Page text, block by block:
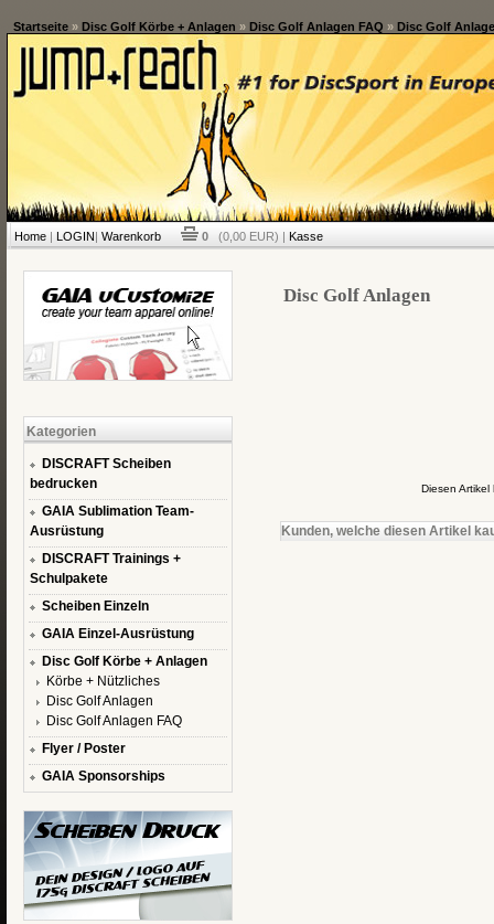
Startseite» Disc Golf Körbe + Anlagen » Disc Golf Anlagen FAQ » Disc Golf
Home| LOGIN| Warenkorb 0 (0,00 EUR) | Kasse
Kategorien
DISCRAFT Scheiben
bedrucken
GAIA Sublimation Team-
Ausrüstung
DISCRAFT Trainings +
Schulpakete
Scheiben Einzeln
GAIA Einzel-Ausrüstung
Disc Golf Körbe + Anlagen
Körbe + Nützliches
Disc Golf Anlagen
Disc Golf Anlagen FAQ
Flyer / Poster
GAIA Sponsorships
Disc Golf Anlagen
Diesen
Kunden, welche diesen Artikel